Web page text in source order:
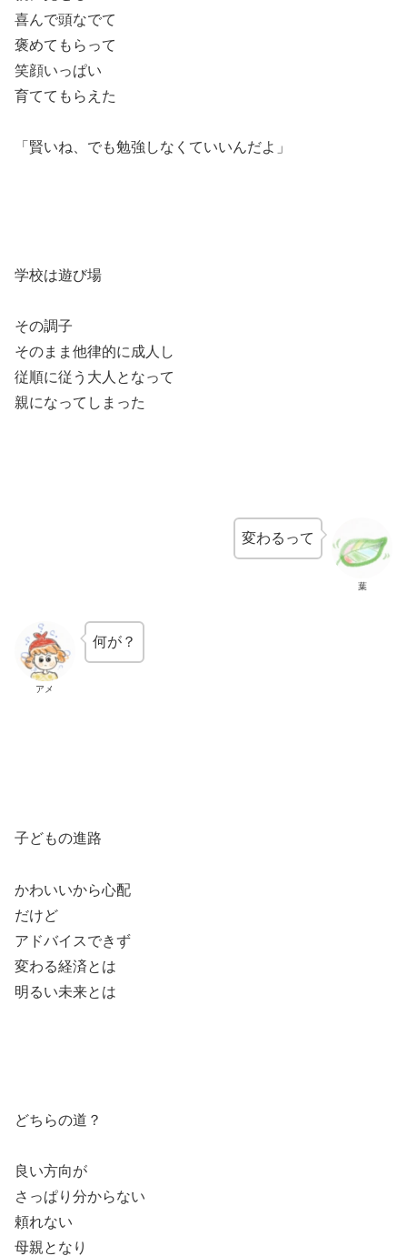
喜んで頭なでて
褒めてもらって
笑顔いっぱい
育ててもらえた
「賢いね、でも勉強しなくていいんだよ」
学校は遊び場
その調子
そのまま他律的に成人し
従順に従う大人となって
親になってしまった
葉
変わるって
アメ
何が？
子どもの進路
かわいいから心配
だけど
アドバイスできず
変わる経済とは
明るい未来とは
どちらの道？
良い方向が
さっぱり分からない
頼れない
母親となり